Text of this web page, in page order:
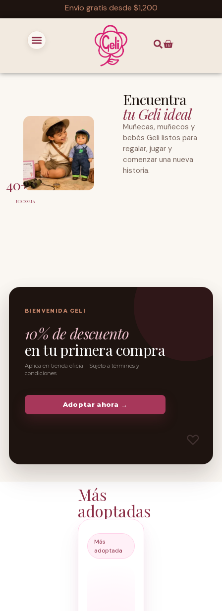
Envío gratis desde $1,200
Encuentra
tu Geli ideal
Muñecas, muñecos y
bebés Geli listos para
regalar, jugar y
comenzar una nueva
historia.
40+AÑOS DE
HISTORIA
BIENVENIDA GELI
10% de descuento
en tu primera compra
Aplica en tienda oficial · Sujeto a términos y
condiciones
Adoptar ahora →
Más
adoptadas
Más
adoptada